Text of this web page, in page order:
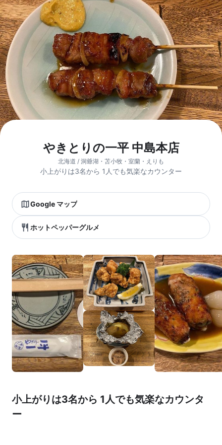
やきとりの一平 中島本店
北海道 / 洞爺湖・苫小牧・室蘭・えりも
小上がりは3名から 1人でも気楽なカウンター
Google マップ
ホットペッパーグルメ
小上がりは3名から 1人でも気楽なカウンタ
ー